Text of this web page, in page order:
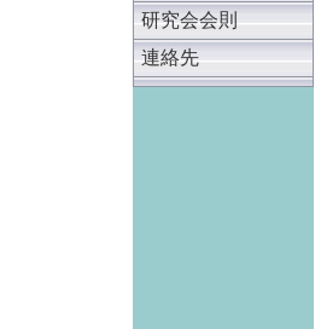
研究会会則
連絡先